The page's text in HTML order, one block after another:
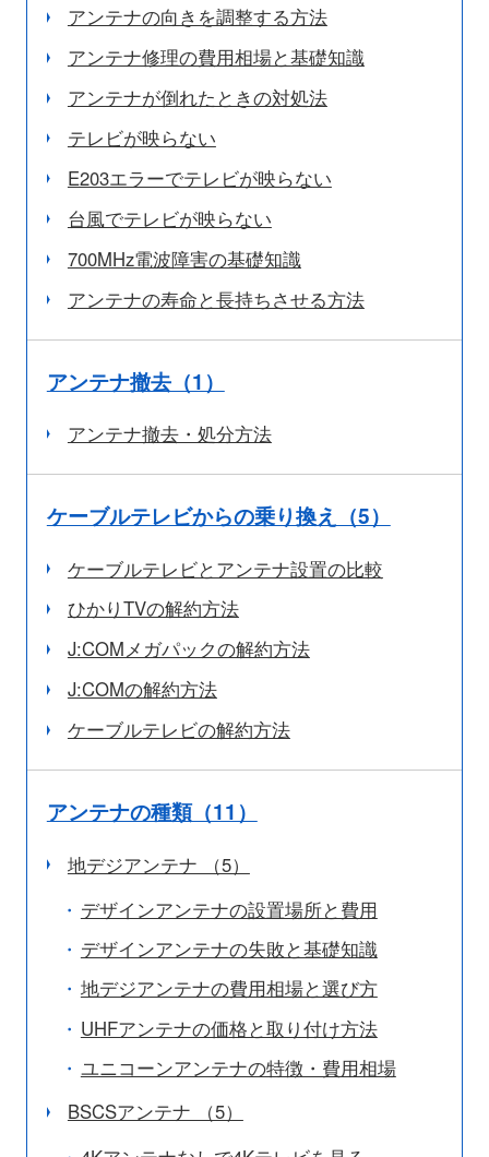
アンテナの向きを調整する方法
アンテナ修理の費用相場と基礎知識
アンテナが倒れたときの対処法
テレビが映らない
E203エラーでテレビが映らない
台風でテレビが映らない
700MHz電波障害の基礎知識
アンテナの寿命と長持ちさせる方法
アンテナ撤去（1）
アンテナ撤去・処分方法
ケーブルテレビからの乗り換え（5）
ケーブルテレビとアンテナ設置の比較
ひかりTVの解約方法
J:COMメガパックの解約方法
J:COMの解約方法
ケーブルテレビの解約方法
アンテナの種類（11）
地デジアンテナ （5）
デザインアンテナの設置場所と費用
デザインアンテナの失敗と基礎知識
地デジアンテナの費用相場と選び方
UHFアンテナの価格と取り付け方法
ユニコーンアンテナの特徴・費用相場
BSCSアンテナ （5）